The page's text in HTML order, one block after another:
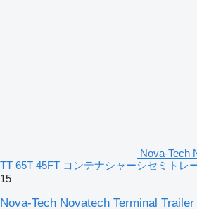
Nova-Tech
TT 65T 45FT コンテナシャーシセミトレ
15
Nova-Tech Novatech Terminal